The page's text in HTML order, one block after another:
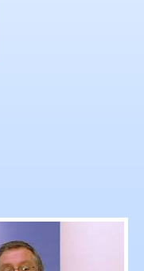
Agnes Strack-
Das RTF.1-